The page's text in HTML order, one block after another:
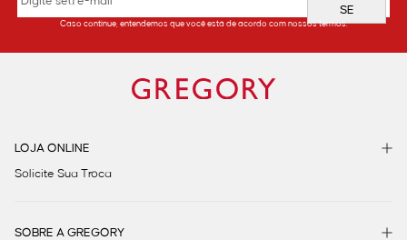
SE
Caso continue, entendemos que você está de acordo com nossos termos.
LOJA ONLINE
Solicite Sua Troca
SOBRE A GREGORY